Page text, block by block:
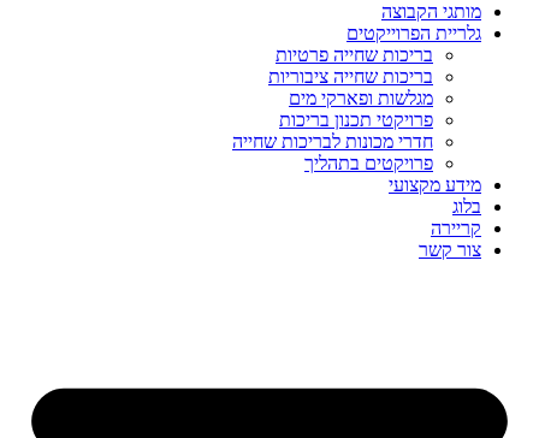
מותגי הקבוצה
גלריית הפרוייקטים
בריכות שחייה פרטיות
בריכות שחייה ציבוריות
מגלשות ופארקי מים
פרויקטי תכנון בריכות
חדרי מכונות לבריכות שחייה
פרויקטים בתהליך
מידע מקצועי
בלוג
קריירה
צור קשר